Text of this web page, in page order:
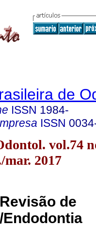
de
ISSN 1984-
ISSN
vol.74
mar. 2017
de